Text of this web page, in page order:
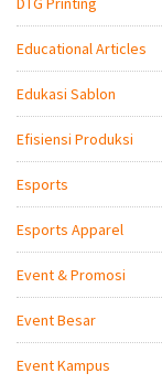
Educational Articles
Edukasi Sablon
Efisiensi Produksi
Esports
Esports Apparel
Event & Promosi
Event Besar
Event Kampus